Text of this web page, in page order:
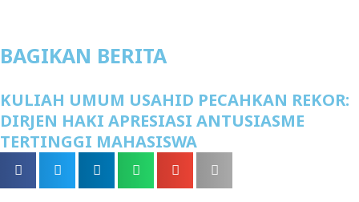
BAGIKAN BERITA
KULIAH UMUM USAHID PECAHKAN REKOR:
DIRJEN HAKI APRESIASI ANTUSIASME
TERTINGGI MAHASISWA